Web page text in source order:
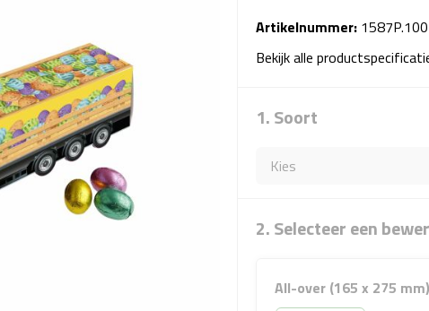
Artikelnummer:
Bekijk alle
1. Soort
2. Selecteer een
All-over (165 x 275 mm)